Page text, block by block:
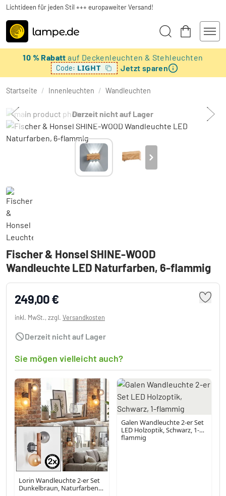
Lichtideen für jeden Stil +++ europaweiter Versand!
10 % Rabattauf Deckenleuchten & Stehleuchten
Code: LIGHT Jetzt sparen
Startseite / Innenleuchten / Wandleuchten
Derzeit nicht auf Lager
Fischer & Honsel SHINE-WOOD
Wandleuchte LED Naturfarben, 6-flammig
249,00 €
inkl. MwSt., zzgl. Versandkosten
Derzeit nicht auf Lager
Sie mögen vielleicht auch?
Lorin Wandleuchte 2-er Set
Dunkelbraun, Naturfarben,
Galen Wandleuchte 2-er Set
LED Holzoptik, Schwarz, 1-
flammig